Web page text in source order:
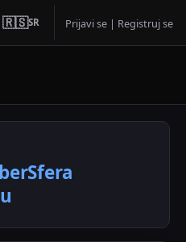
🇷🇸SR Prijavi se | Registruj se